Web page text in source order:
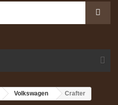
Volkswagen Crafter